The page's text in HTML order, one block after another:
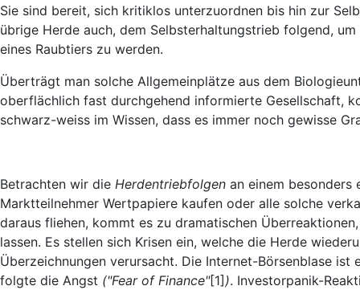
Sie sind bereit, sich kritiklos unterzuordnen bis hin zur
übrige Herde auch, dem Selbsterhaltungstrieb folgend,
eines Raubtiers zu werden.
Überträgt man solche Allgemeinplätze aus dem
oberflächlich fast durchgehend informierte Gesellschaft,
schwarz-weiss im Wissen, dass es immer noch gewisse
Betrachten wir die Herdentriebfolgen an einem besonders
Marktteilnehmer Wertpapiere kaufen oder alle solche
daraus fliehen, kommt es zu dramatischen
lassen. Es stellen sich Krisen ein, welche die Herde
Überzeichnungen verursacht. Die Internet-Börsenblase
folgte die Angst ("Fear of Finance"[1]). Investorpanik-